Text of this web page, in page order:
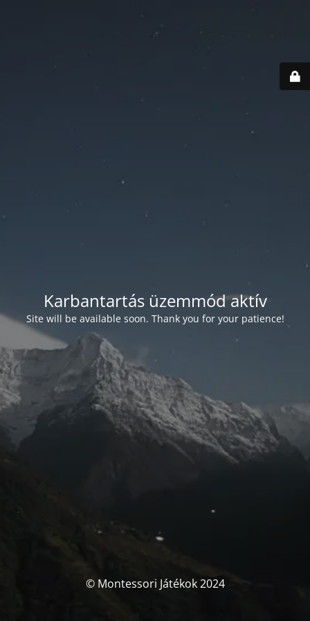
Karbantartás üzemmód aktív
Site will be available soon. Thank you for your patience!
© Montessori Játékok 2024